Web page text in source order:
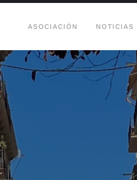
ASOCIACIÓN NOTICIAS